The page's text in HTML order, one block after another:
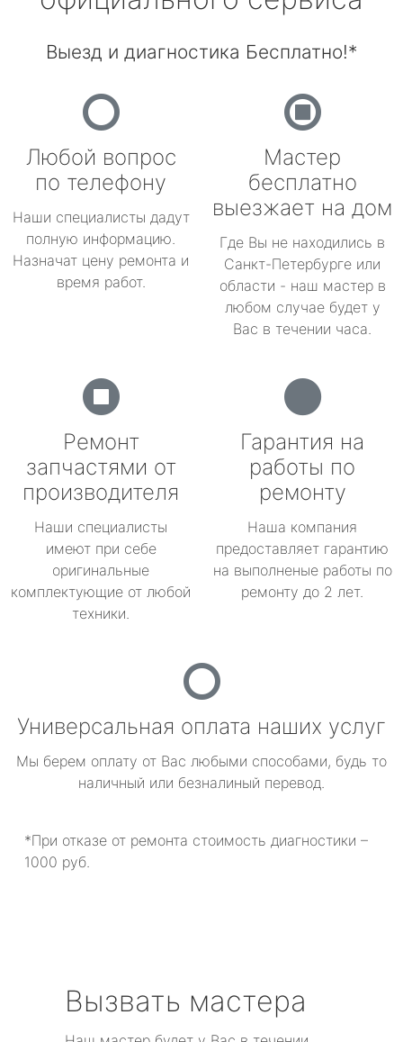
Выезд и диагностика Бесплатно!*
Любой вопрос
по телефону
Наши специалисты дадут
полную информацию.
Назначат цену ремонта и
время работ.
Мастер
бесплатно
выезжает на дом
Где Вы не находились в
Санкт-Петербурге или
области - наш мастер в
любом случае будет у
Вас в течении часа.
Ремонт
запчастями от
производителя
Наши специалисты
имеют при себе
оригинальные
комплектующие от любой
техники.
Гарантия на
работы по
ремонту
Наша компания
предоставляет гарантию
на выполненые работы по
ремонту до 2 лет.
Универсальная оплата наших услуг
Мы берем оплату от Вас любыми способами, будь то
наличный или безналиный перевод.
*При отказе от ремонта стоимость диагностики –
1000 руб.
Вызвать мастера